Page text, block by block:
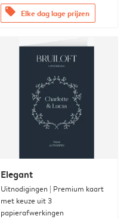
offers Elke dag lage prijzen
Elegant
Uitnodigingen | Premium kaart
met keuze uit 3
papierafwerkingen